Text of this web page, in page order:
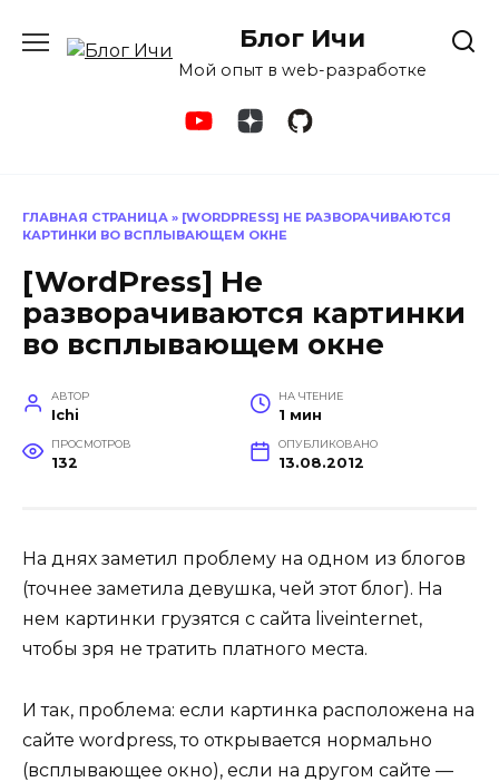
содержанию
Блог Ичи
Мой опыт в web-разработке
ГЛАВНАЯ СТРАНИЦА » [WORDPRESS] НЕ РАЗВОРАЧИВАЮТСЯ
КАРТИНКИ ВО ВСПЛЫВАЮЩЕМ ОКНЕ
[WordPress] Не
разворачиваются картинки
во всплывающем окне
АВТОР
Ichi
НА ЧТЕНИЕ
1 мин
ПРОСМОТРОВ
132
ОПУБЛИКОВАНО
13.08.2012
На днях заметил проблему на одном из блогов
(точнее заметила девушка, чей этот блог). На
нем картинки грузятся с сайта liveinternet,
чтобы зря не тратить платного места.
И так, проблема: если картинка расположена на
сайте wordpress, то открывается нормально
(всплывающее окно), если на другом сайте —